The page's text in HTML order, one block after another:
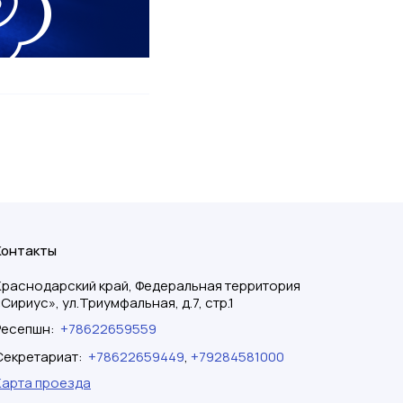
край, Федеральная территория
ул.Триумфальная, д.7, стр.1
: +78622659559
: +78622659449, +79284581000
проезда